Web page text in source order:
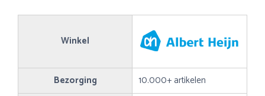
Winkel
Bezorging 10.000+ artikelen